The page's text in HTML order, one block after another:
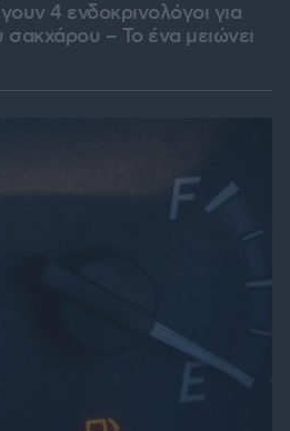
4 ενδοκρινολόγοι για
– Το ένα μειώνει